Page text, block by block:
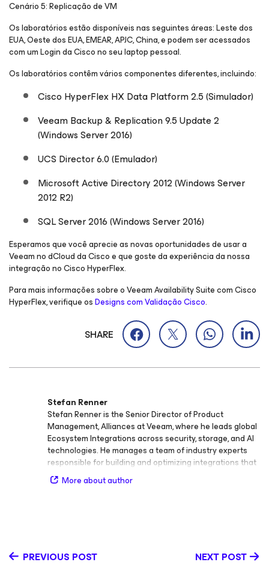
Cenário 5: Replicação de VM
Os laboratórios estão disponíveis nas seguintes áreas: Leste dos
EUA, Oeste dos EUA, EMEAR, APJC, China, e podem ser acessados
com um Login da Cisco no seu laptop pessoal.
Os laboratórios contêm vários componentes diferentes, incluindo:
Cisco HyperFlex HX Data Platform 2.5 (Simulador)
Veeam Backup & Replication 9.5 Update 2
(Windows Server 2016)
UCS Director 6.0 (Emulador)
Microsoft Active Directory 2012 (Windows Server
2012 R2)
SQL Server 2016 (Windows Server 2016)
Esperamos que você aprecie as novas oportunidades de usar a
Veeam no dCloud da Cisco e que goste da experiência da nossa
integração no Cisco HyperFlex.
Para mais informações sobre o Veeam Availability Suite com Cisco
HyperFlex, verifique osDesigns com Validação Cisco.
SHARE
Stefan Renner
Stefan Renner is the Senior Director of Product
Management, Alliances at Veeam, where he leads global
Ecosystem Integrations across security, storage, and AI
technologies. He manages a team of industry experts
responsible for building and optimizing integrations that
extend the Veeam Data Platform and strengthen
Veeam’s position within the broader IT ecosystem. As a
object storage integrations, enabling customers and
More about author
PREVIOUS POST NEXT POST